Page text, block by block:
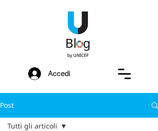
Accedi
Post
Tutti gli articoli